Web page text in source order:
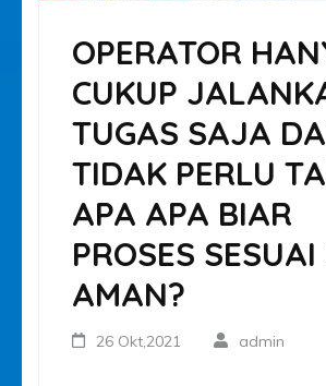
OPERATOR
CUKUP
TUGAS SAJA
TIDAK PERLU
APA APA BIAR
PROSES
AMAN?
26 Okt,2021 admin